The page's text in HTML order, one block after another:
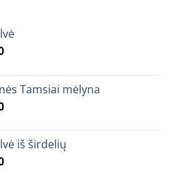
Price
through
€23,90
Tamsiai mėlyna
Price
through
€15,90
iš širdelių
Price